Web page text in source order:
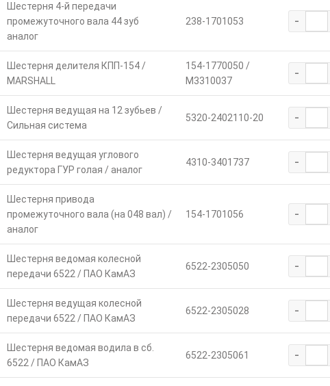
Шестерня 4-й передачи
промежуточного вала 44 зуб
аналог
238-1701053 -
Шестерня делителя КПП-154 /
MARSHALL
154-1770050 /
M3310037
-
Шестерня ведущая на 12 зубьев /
Сильная система
5320-2402110-20 -
Шестерня ведущая углового
редуктора ГУР голая / аналог
4310-3401737 -
Шестерня привода
промежуточного вала (на 048 вал) /
аналог
154-1701056 -
Шестерня ведомая колесной
передачи 6522 / ПАО КамАЗ
6522-2305050 -
Шестерня ведущая колесной
передачи 6522 / ПАО КамАЗ
6522-2305028 -
Шестерня ведомая водила в сб.
6522 / ПАО КамАЗ
6522-2305061 -